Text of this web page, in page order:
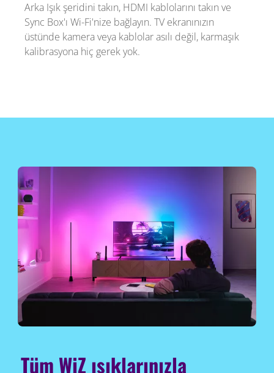
Arka Işık şeridini takın, HDMI kablolarını takın ve
Sync Box'ı Wi-Fi'nize bağlayın. TV ekranınızın
üstünde kamera veya kablolar asılı değil, karmaşık
kalibrasyona hiç gerek yok.
Tüm WiZ ışıklarınızla